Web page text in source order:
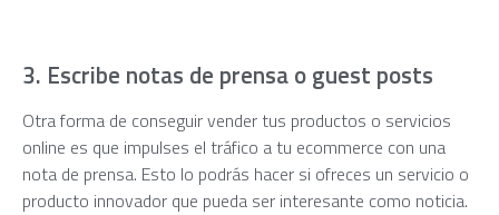
3. Escribe notas de prensa o guest posts
Otra forma de conseguir vender tus productos o servicios
online es que impulses el tráfico a tu ecommerce con una
nota de prensa. Esto lo podrás hacer si ofreces un servicio o
producto innovador que pueda ser interesante como noticia.